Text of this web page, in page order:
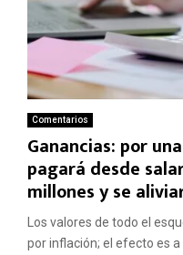
Comentarios
Ganancias: por
pagará desde
millones y se
Los valores de todo el
por inflación; el efecto es